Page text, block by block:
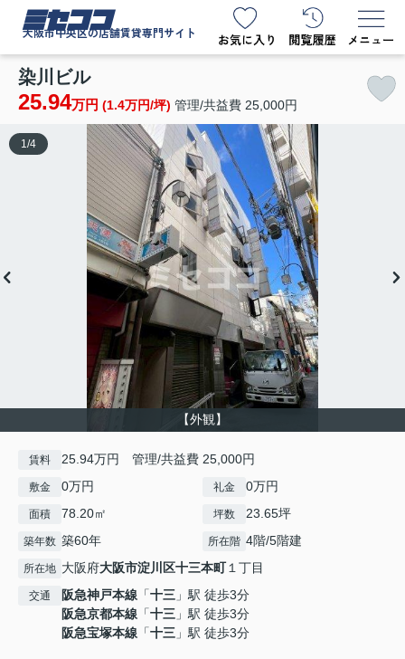
ミセココ
大阪市中央区の店舗賃貸専門サイト
染川ビル
25.94万円 (1.4万円/坪) 管理/共益費 25,000円
【外観】
1 /4
賃料 25.94万円 管理/共益費 25,000円
敷金 0万円 礼金 0万円
面積 78.20㎡ 坪数 23.65坪
築年数 築60年 所在階 4階/5階建
所在地 大阪府大阪市淀川区十三本町１丁目
交通 阪急神戸本線 「十三 」駅 徒歩3分
阪急京都本線 「十三 」駅 徒歩3分
阪急宝塚本線 「十三 」駅 徒歩3分